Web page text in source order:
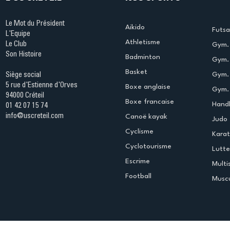
Le Mot du Président
L'Equipe
Le Club
Son Histoire
Siège social
5 rue d'Estienne d'Orves
94000 Créteil
01 42 07 15 74
info@uscreteil.com
Aikido
Athletisme
Badminton
Basket
Boxe anglaise
Boxe francaise
Canoë kayak
Cyclisme
Cyclotourisme
Escrime
Football
Judo
Lutte